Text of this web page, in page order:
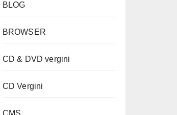
BLOG
BROWSER
CD & DVD vergini
CD Vergini
CMS